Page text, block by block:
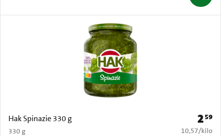
Hak Spinazie 330 g
330 g
Prijs:
259
€ 10,57 per
10,57/kilo